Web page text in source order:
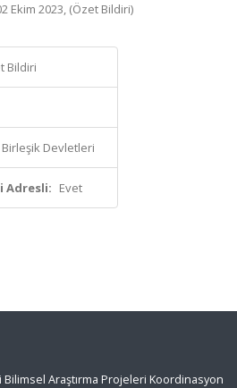
Ekim 2023, (Özet Bildiri)
Bildiri
Devletleri
Adresli: Evet
Araştırma Projeleri Koordinasyon